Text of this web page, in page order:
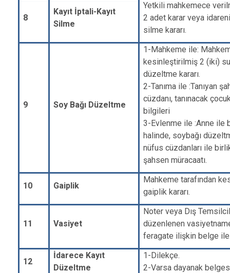
8
Kayıt İptali-Kayıt
Silme
Yetkili mahkemece
2 adet karar veya
silme kararı.
9 Soy Bağı Düzeltme
1-Mahkeme ile:
kesinleştirilmiş 2 (iki)
düzeltme kararı.
2-Tanıma ile :Tanıyan
cüzdanı, tanınacak
bilgileri
3-Evlenme ile :Anne ile
halinde, soybağı
nüfus cüzdanları ile
şahsen müracaatı.
10 Gaiplik
Mahkeme tarafından
gaiplik kararı.
11 Vasiyet
Noter veya Dış
düzenlenen
feragate ilişkin belge
12
İdarece Kayıt
Düzeltme
1-Dilekçe.
2-Varsa dayanak